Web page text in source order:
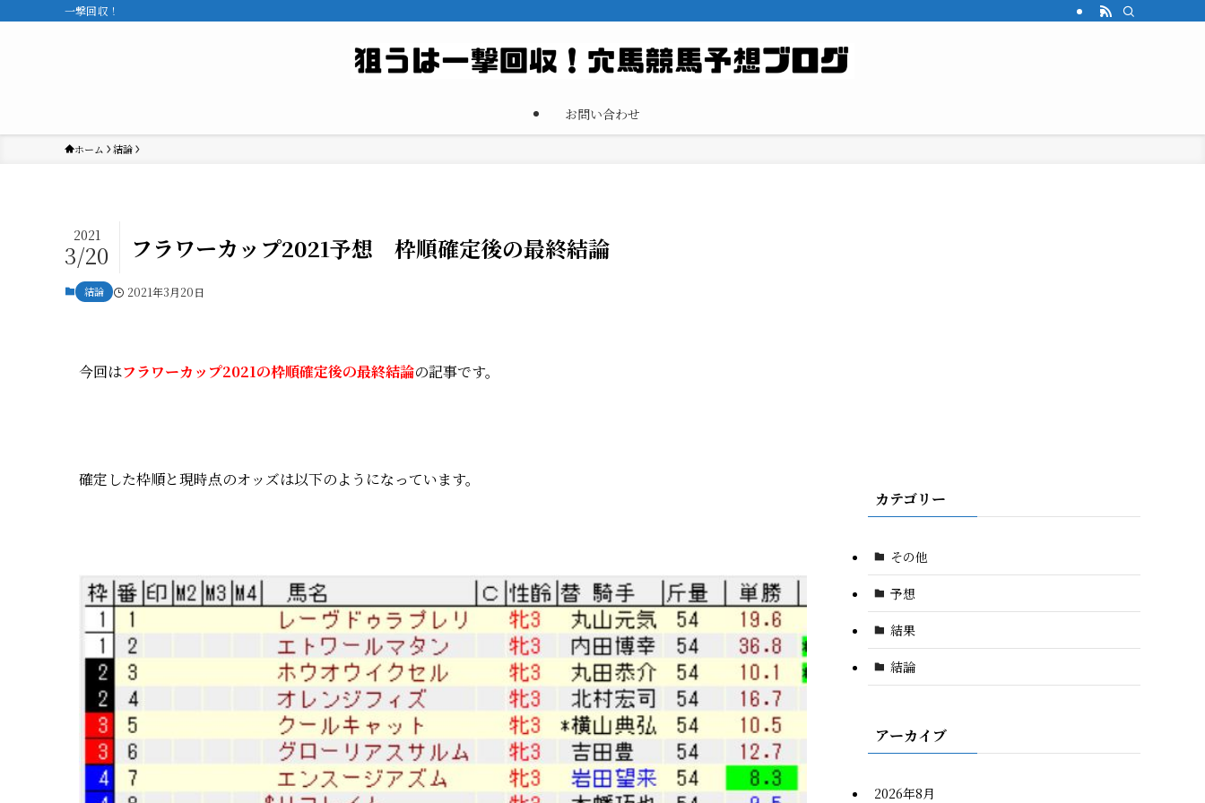
一撃回収！
お問い合わせ
ホーム 結論
フラワーカップ2021予想 枠順確定後の最終結論
2021
3/20
結論 2021年3月20日
今回はフラワーカップ2021の枠順確定後の最終結論の記事です。
確定した枠順と現時点のオッズは以下のようになっています。
カテゴリー
その他
予想
結果
結論
アーカイブ
2026年8月